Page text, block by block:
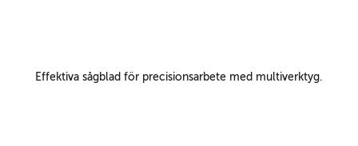
Effektiva sågblad för precisionsarbete med multiverktyg.